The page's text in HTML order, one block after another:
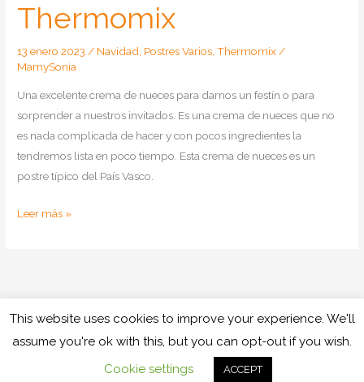
Thermomix
13 enero 2023 / Navidad Postres Varios ,Thermomix /
MamySonia
Una excelente crema de nueces para darnos un festín o para
sorprender a nuestros invitados. Es una crema de nueces que no
es nada complicada de hacer y con pocos ingredientes la
tendremos lista en poco tiempo. Esta crema de nueces es un
postre típico del País Vasco.
Como
nueces
Leer más »
Copyright © 2026 Cocinando con Mamy
Política de privacidad Aviso legal
This website uses cookies to improve your experience. We'll
assume you're ok with this, but you can opt-out if you wish.
Cookie settings
ACCEPT